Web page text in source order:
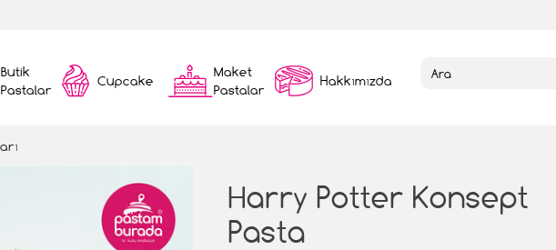
Butik
Pastalar
Cupcake
Maket
Pastalar
Hakkımızda
Harry Potter Konsept
Pasta